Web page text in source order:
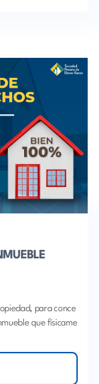
para conce
que físicame